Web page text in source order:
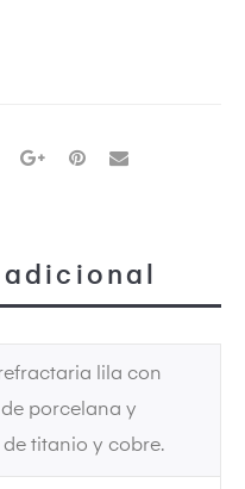
lila con
porcelana y
titanio y cobre.